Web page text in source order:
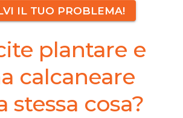
IL TUO PROBLEMA!
plantare e
calcaneare
stessa cosa?